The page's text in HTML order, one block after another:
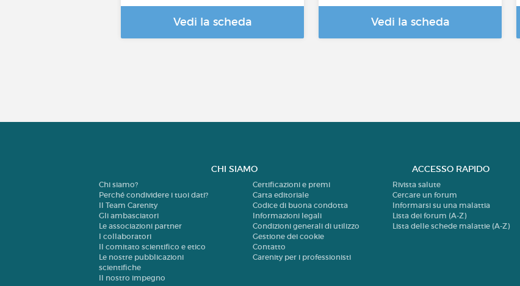
Vedi la scheda Vedi la scheda
CHI SIAMO
Chi siamo?
Perché condividere i tuoi dati?
Il Team Carenity
Gli ambasciatori
Le associazioni partner
I collaboratori
Il comitato scientifico e etico
Le nostre pubblicazioni
scientifiche
Il nostro impegno
Certificazioni e premi
Carta editoriale
Codice di buona condotta
Informazioni legali
Condizioni generali di utilizzo
Gestione dei cookie
Contatto
Carenity per i professionisti
ACCESSO RAPIDO
Rivista salute
Cercare un forum
Informarsi su una malattia
Lista dei forum (A-Z)
Lista delle schede malattie (A-Z)